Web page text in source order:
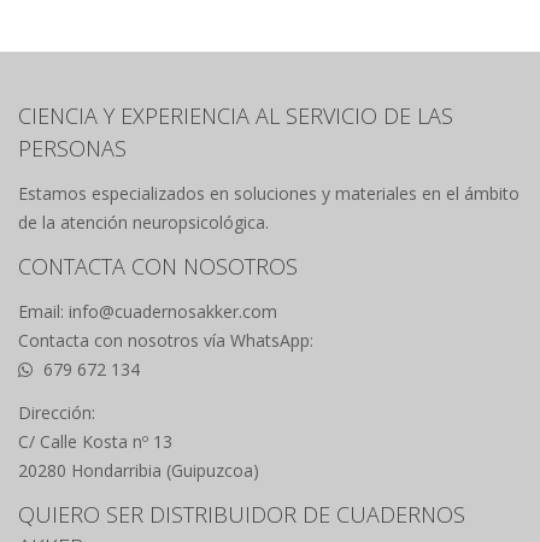
CIENCIA Y EXPERIENCIA AL SERVICIO DE LAS
PERSONAS
Estamos especializados en soluciones y materiales en el ámbito
de la atención neuropsicológica.
CONTACTA CON NOSOTROS
Email: info@cuadernosakker.com
Contacta con nosotros vía WhatsApp:
679 672 134
Dirección:
C/ Calle Kosta nº 13
20280 Hondarribia (Guipuzcoa)
QUIERO SER DISTRIBUIDOR DE CUADERNOS